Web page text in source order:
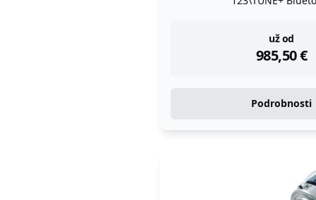
už od
985,50€
instock
Podrobnosti